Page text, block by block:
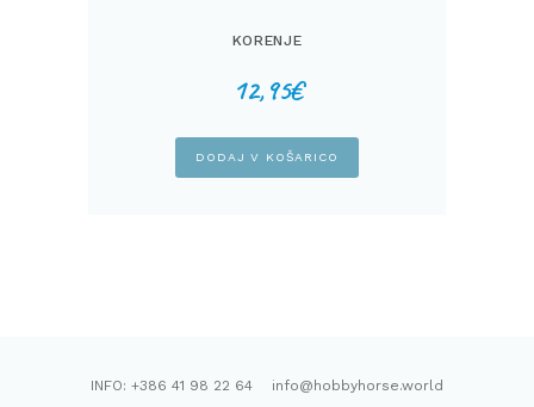
KORENJE
12,95€
DODAJ V KOŠARICO
INFO: +386 41 98 22 64 info@hobbyhorse.world